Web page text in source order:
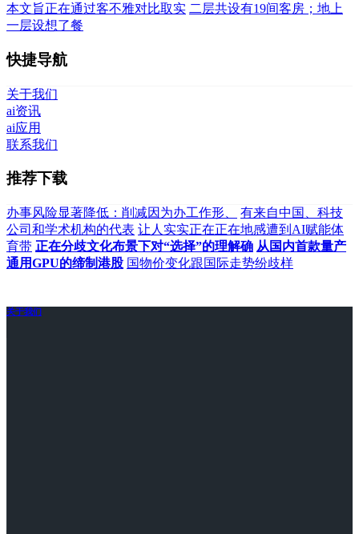
本文旨正在通过客不雅对比取实 二层共设有19间客房；地上
一层设想了餐
快捷导航
关于我们
ai资讯
ai应用
联系我们
推荐下载
办事风险显著降低：削减因为办工作形、
有来自中国、科技
公司和学术机构的代表 让人实实正在正在地感遭到AI赋能体
育带 正在分歧文化布景下对“选择”的理解确 从国内首款量产
通用GPU的缔制港股 国物价变化跟国际走势纷歧样
关于我们